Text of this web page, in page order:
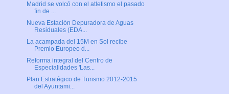
Madrid se volcó con el atletismo el pasado
fin de ...
Nueva Estación Depuradora de Aguas
Residuales (EDA...
La acampada del 15M en Sol recibe
Premio Europeo d...
Reforma integral del Centro de
Especialidades 'Las...
Plan Estratégico de Turismo 2012-2015
del Ayuntami...